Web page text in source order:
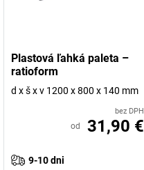
Plastová ľahká paleta –
ratioform
d x š x v 1200 x 800 x 140 mm
bez DPH
od 31,90 €
9-10 dni